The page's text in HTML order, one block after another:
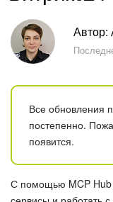
Тарифы и
AI в
Вайбкод
Лента
Автор:
Все обновления
постепенно.
появится.
С помощью MCP Hub